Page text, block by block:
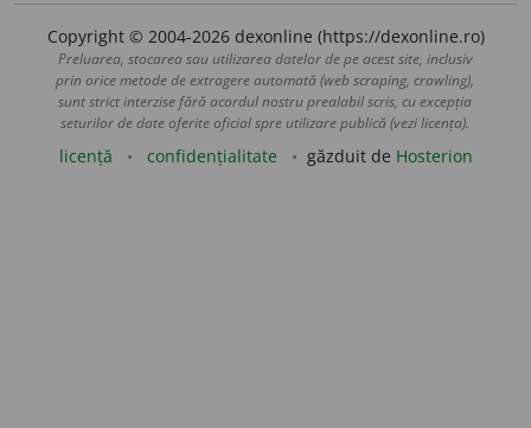
Copyright © 2004-2026 dexonline (https://dexonline.ro)
Preluarea, stocarea sau utilizarea datelor de pe acest site, inclusiv
prin orice metode de extragere automată (web scraping, crawling),
sunt strict interzise fără acordul nostru prealabil scris, cu excepția
seturilor de date oferite oficial spre utilizare publică (vezi licența).
licență confidențialitate găzduit de Hosterion